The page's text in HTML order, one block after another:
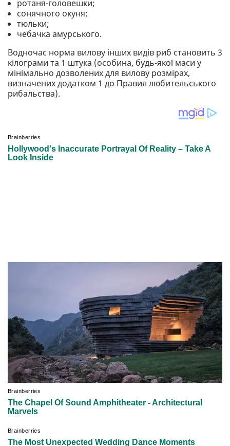
ротаня-головешки;
сонячного окуня;
тюльки;
чебачка амурського.
Водночас норма вилову інших видів риб становить 3
кілограми та 1 штука (особина, будь-якої маси у
мінімально дозволених для вилову розмірах,
визначених додатком 1 до Правил любительського
рибальства).